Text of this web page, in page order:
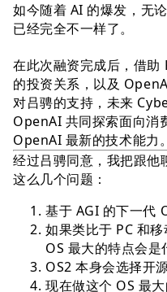
如今随着 AI 的爆发，无
已经完全不一样了。
在此次融资完成后，借
的投资关系，以及
对吕骋的支持，未来
OpenAI 共同探索面向消
OpenAI 最新的技术能力。
经过吕骋同意，我把跟他
这么几个问题：
基于 AGI 的下一代
如果类比于 PC 和
OS 最大的特点会是
OS2 本身会选择开
现在做这个 OS 最